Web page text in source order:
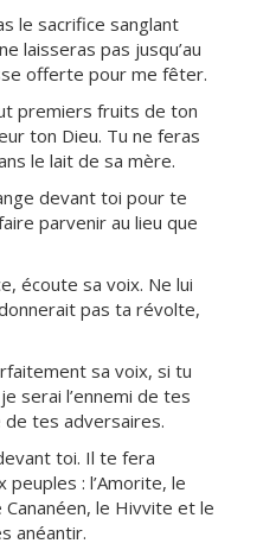
le sacrifice sanglant
laisseras pas jusqu’au
offerte pour me fêter.
premiers fruits de ton
ton Dieu. Tu ne feras
le lait de sa mère.
devant toi pour te
parvenir au lieu que
écoute sa voix. Ne lui
pas ta révolte,
sa voix, si tu
serai l’ennemi de tes
de tes adversaires.
toi. Il te fera
: l’Amorite, le
le Hivvite et le
anéantir.